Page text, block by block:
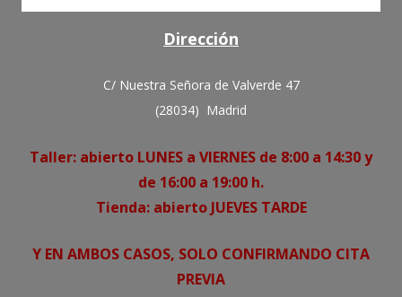
Dirección
C/ Nuestra Señora de Valverde 47
(28034) Madrid
Taller: abierto LUNES a VIERNES de 8:00 a 14:30 y
de 16:00 a 19:00 h.
Tienda: abierto JUEVES TARDE
Y EN AMBOS CASOS, SOLO CONFIRMANDO CITA
PREVIA